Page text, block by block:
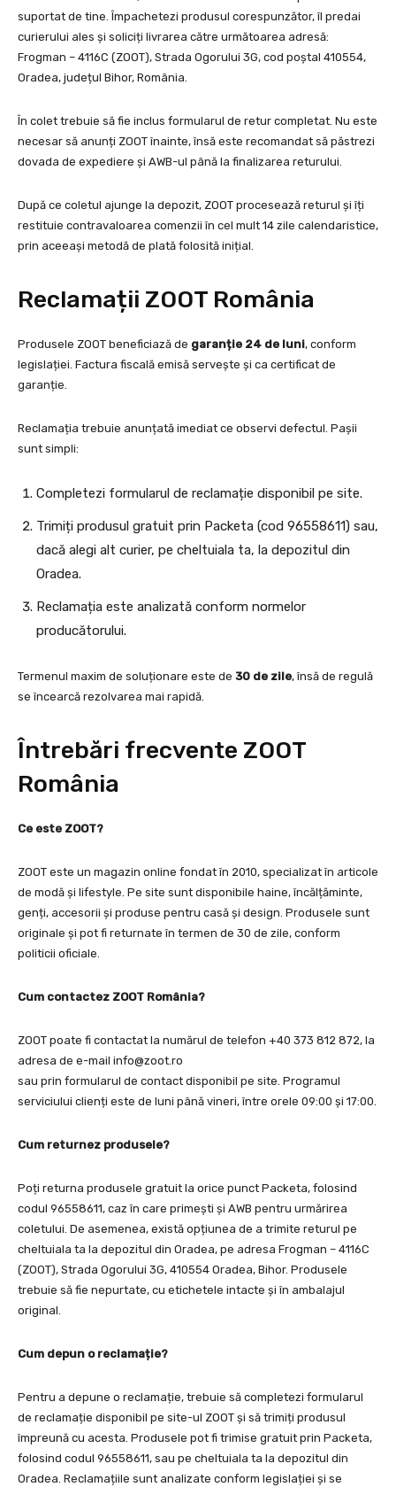
suportat de tine. Împachetezi produsul corespunzător, îl predai
curierului ales și soliciți livrarea către următoarea adresă:
Frogman – 4116C (ZOOT), Strada Ogorului 3G, cod poștal 410554,
Oradea, județul Bihor, România.
În colet trebuie să fie inclus formularul de retur completat. Nu este
necesar să anunți ZOOT înainte, însă este recomandat să păstrezi
dovada de expediere și AWB-ul până la finalizarea returului.
După ce coletul ajunge la depozit, ZOOT procesează returul și îți
restituie contravaloarea comenzii în cel mult 14 zile calendaristice,
prin aceeași metodă de plată folosită inițial.
Reclamații ZOOT România
Produsele ZOOT beneficiază de garanție 24 de luni, conform
legislației. Factura fiscală emisă servește și ca certificat de
garanție.
Reclamația trebuie anunțată imediat ce observi defectul. Pașii
sunt simpli:
Completezi formularul de reclamație disponibil pe site.
Trimiți produsul gratuit prin Packeta (cod 96558611) sau,
dacă alegi alt curier, pe cheltuiala ta, la depozitul din
Oradea.
Reclamația este analizată conform normelor
producătorului.
Termenul maxim de soluționare este de 30 de zile, însă de regulă
se încearcă rezolvarea mai rapidă.
Întrebări frecvente ZOOT
România
Ce este ZOOT?
ZOOT este un magazin online fondat în 2010, specializat în articole
de modă și lifestyle. Pe site sunt disponibile haine, încălțăminte,
genți, accesorii și produse pentru casă și design. Produsele sunt
originale și pot fi returnate în termen de 30 de zile, conform
politicii oficiale.
Cum contactez ZOOT România?
ZOOT poate fi contactat la numărul de telefon +40 373 812 872, la
adresa de e-mail info@zoot.ro
sau prin formularul de contact disponibil pe site. Programul
serviciului clienți este de luni până vineri, între orele 09:00 și 17:00.
Cum returnez produsele?
Poți returna produsele gratuit la orice punct Packeta, folosind
codul 96558611, caz în care primești și AWB pentru urmărirea
coletului. De asemenea, există opțiunea de a trimite returul pe
cheltuiala ta la depozitul din Oradea, pe adresa Frogman – 4116C
(ZOOT), Strada Ogorului 3G, 410554 Oradea, Bihor. Produsele
trebuie să fie nepurtate, cu etichetele intacte și în ambalajul
original.
Cum depun o reclamație?
Pentru a depune o reclamație, trebuie să completezi formularul
de reclamație disponibil pe site-ul ZOOT și să trimiți produsul
împreună cu acesta. Produsele pot fi trimise gratuit prin Packeta,
folosind codul 96558611, sau pe cheltuiala ta la depozitul din
Oradea. Reclamațiile sunt analizate conform legislației și se